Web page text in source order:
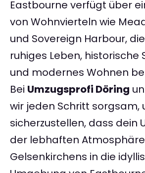
Eastbourne verfügt über
von Wohnvierteln wie
und Sovereign Harbour,
ruhiges Leben, historische
und modernes Wohnen
Bei Umzugsprofi Döring
wir jeden Schritt sorgsam,
sicherzustellen, dass dein
der lebhaften Atmosphäre
Gelsenkirchens in die